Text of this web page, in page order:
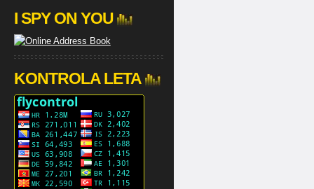
I SPY ON YOU
KONTROLA LETA